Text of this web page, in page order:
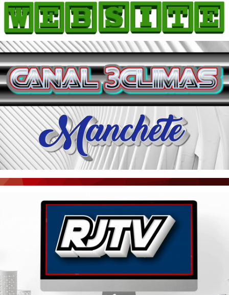
HOME
COMO ANUNCIAR
JORNAIS DO BRASIL
PODCAST/NOTÍCIAS
AS NOTÍCIAS DO DIA
ACONTECEU...VIROU MANCHETE!
BLOGS & COLUNAS
AGÊNCIA DE NOTÍCIAS
CNN BRASIL
PORTAL CEARÁ
ÚLTIMAS POSTAGENS